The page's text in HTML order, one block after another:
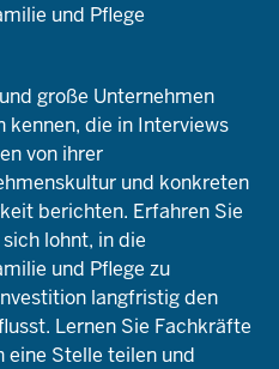
und Pflege
große Unternehmen
kennen, die in Interviews
von ihrer
und konkreten
berichten. Erfahren Sie
lohnt, in die
und Pflege zu
langfristig den
Lernen Sie Fachkräfte
eine Stelle teilen und